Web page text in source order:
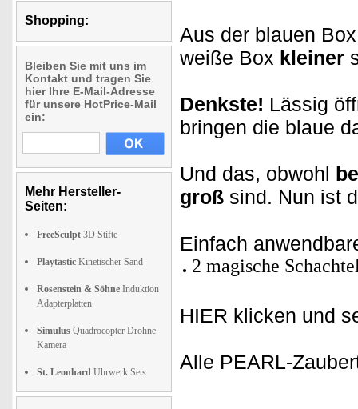
Shopping:
Bleiben Sie mit uns im
Kontakt und tragen Sie
hier Ihre E-Mail-Adresse
für unsere HotPrice-Mail
ein:
Mehr Hersteller-
Seiten:
FreeSculpt 3D Stifte
Playtastic Kinetischer Sand
Rosenstein & Söhne Induktion
Adapterplatten
Simulus Quadrocopter Drohne
Kamera
St. Leonhard Uhrwerk Sets
Aus der blauen
weiße Box kleiner
Denkste! Lässig
bringen die blaue
Und das, obwohl
groß sind. Nun ist
Einfach
2 magische
HIER klicken und
Alle PEARL-